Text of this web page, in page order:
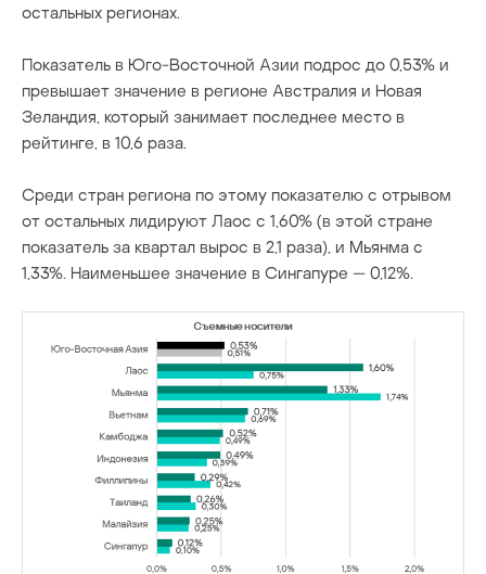
остальных регионах.
Показатель в Юго-Восточной Азии подрос до 0,53% и
превышает значение в регионе Австралия и Новая
Зеландия, который занимает последнее место в
рейтинге, в 10,6 раза.
Среди стран региона по этому показателю с отрывом
от остальных лидируют Лаос с 1,60% (в этой стране
показатель за квартал вырос в 2,1 раза), и Мьянма с
1,33%. Наименьшее значение в Сингапуре — 0,12%.